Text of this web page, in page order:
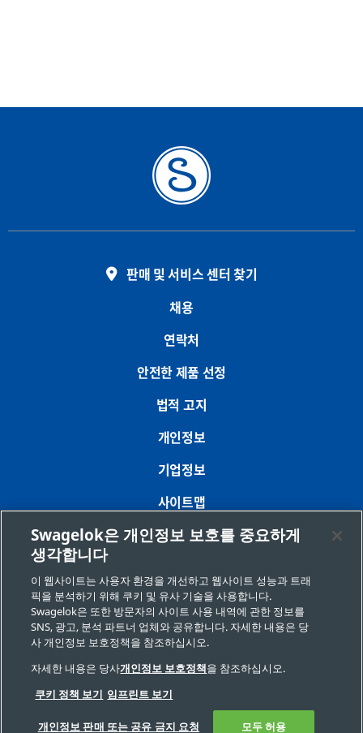
판매 및 서비스 센터 찾기
채용
연락처
안전한 제품 선정
법적 고지
개인정보
기업정보
사이트맵
쿠키 기본 설정
개인정보 판매 또는 공유 금지 요청
Copyright 2026 Swagelok Company. All rights reserved.
Swagelok은 개인정보 보호를 중요하게
생각합니다
이 웹사이트는 사용자 환경을 개선하고 웹사이트 성능과 트래
픽을 분석하기 위해 쿠키 및 유사 기술을 사용합니다.
Swagelok은 또한 방문자의 사이트 사용 내역에 관한 정보를
SNS, 광고, 분석 파트너 업체와 공유합니다. 자세한 내용은 당
사 개인정보 보호정책을 참조하십시오.
자세한 내용은 당사개인정보 보호정책을 참조하십시오.
쿠키 정책 보기 임프린트 보기
개인정보 판매 또는 공유 금지 요청 모두 허용